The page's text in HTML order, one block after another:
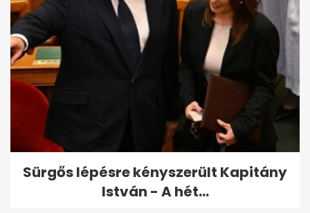
Sürgős lépésre kényszerült Kapitány
István - A hét...